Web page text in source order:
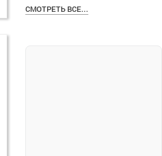
СМОТРЕТЬ ВСЕ...